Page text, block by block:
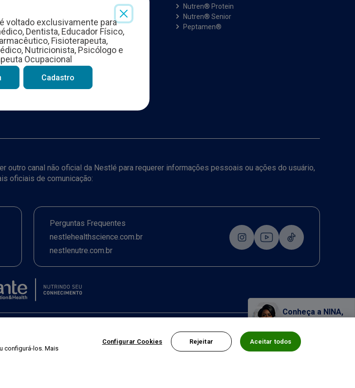
Conheça a NINA,
voltado exclusivamente para
Dentista, Educador Físico,
Fisioterapeuta,
Nutricionista, Psicólogo e
Ocupacional
Cadastro
Nutren® Protein
Nutren® Senior
Peptamen®
outro canal não oficial da Nestlé para requerer informações pessoais ou ações do usuário,
oficiais de comunicação:
Perguntas Frequentes
nestlehealthscience.com.br
nestlenutre.com.br
configurá-los. Mais
Configurar Cookies Rejeitar Aceitar todos